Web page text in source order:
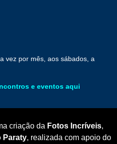
vez por mês, aos sábados, a
e eventos aqui
criação da Fotos Incríveis,
Paraty, realizada com apoio do